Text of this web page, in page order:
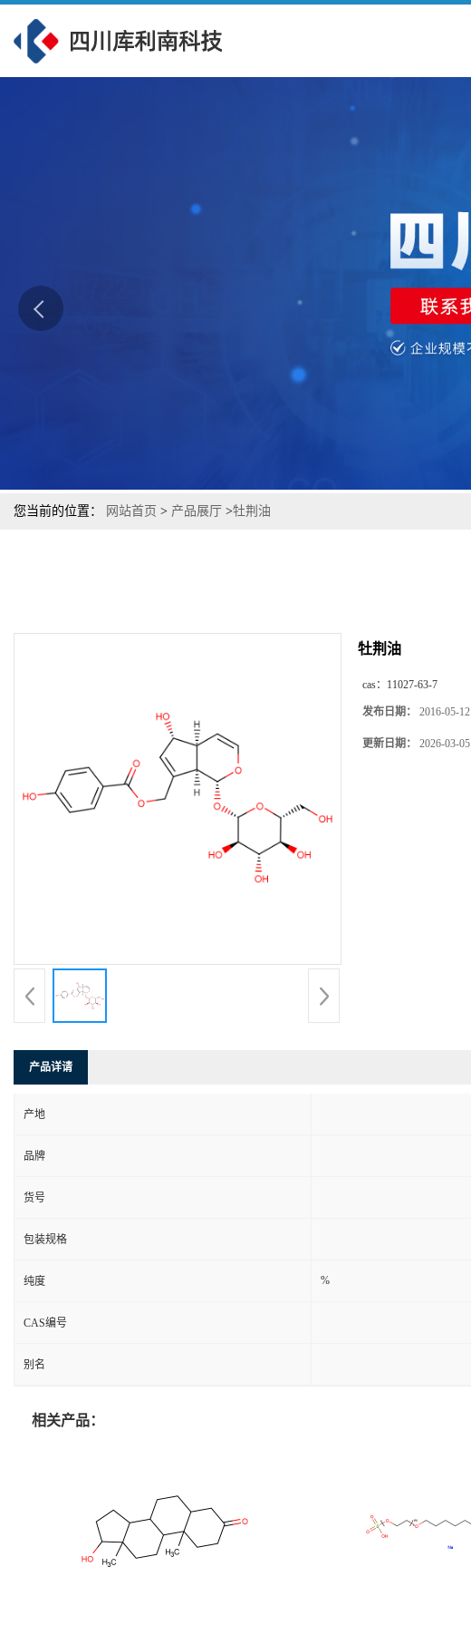
您当前的位置： 网站首页 > 产品展厅 >牡荆油
牡荆油
cas： 11027-63-7
发布日期： 2016-05-12
更新日期： 2026-03-05
产品详请
产地
品牌
货号
包装规格
纯度 %
CAS编号
别名
相关产品：